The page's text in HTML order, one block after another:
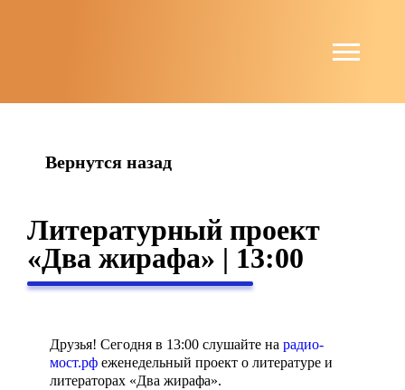
Вернутся назад
Литературный проект
«Два жирафа» | 13:00
Друзья! Сегодня в 13:00 слушайте на радио-
мост.рф еженедельный проект о литературе и
литераторах «Два жирафа».